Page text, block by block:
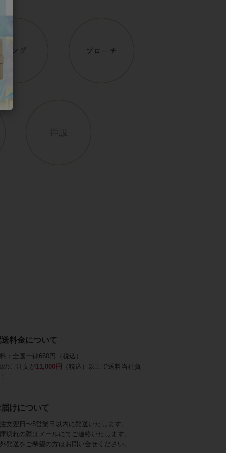
料金について
：全国一律660円（税込）
のご注文が11,000円
（税込）以上で送料当社負
けについて
文翌日〜5営業日以内に発送いたします。
切れの際はメールにてご連絡いたします。
発送をご希望の方はお問い合せください。